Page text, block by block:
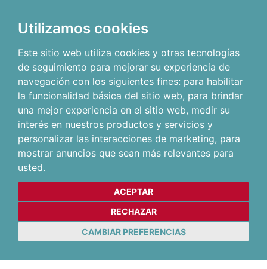
Utilizamos cookies
Este sitio web utiliza cookies y otras tecnologías
de seguimiento para mejorar su experiencia de
navegación con los siguientes fines: para habilitar
la funcionalidad básica del sitio web, para brindar
una mejor experiencia en el sitio web, medir su
interés en nuestros productos y servicios y
personalizar las interacciones de marketing, para
mostrar anuncios que sean más relevantes para
usted.
ACEPTAR
RECHAZAR
CAMBIAR PREFERENCIAS